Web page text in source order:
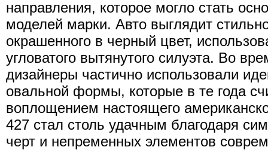
направления, которое могло стать
моделей марки. Авто выглядит
окрашенного в черный цвет,
угловатого вытянутого силуэта. Во
дизайнеры частично использовали
овальной формы, которые в те года
воплощением настоящего
427 стал столь удачным благодаря
черт и непременных элементов